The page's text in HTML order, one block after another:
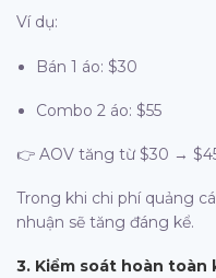
Ví dụ:
Bán 1 áo: $30
Combo 2 áo: $55
👉 AOV tăng từ $30 →
Trong khi chi phí quảng
nhuận sẽ tăng đáng kể.
3. Kiểm soát hoàn toàn